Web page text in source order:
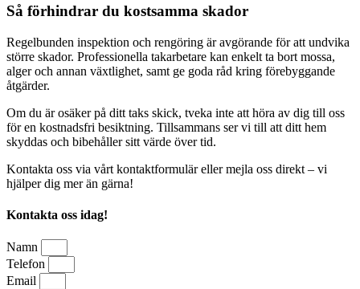
Så förhindrar du kostsamma skador
Regelbunden inspektion och rengöring är avgörande för att undvika
större skador. Professionella takarbetare kan enkelt ta bort mossa,
alger och annan växtlighet, samt ge goda råd kring förebyggande
åtgärder.
Om du är osäker på ditt taks skick, tveka inte att höra av dig till oss
för en kostnadsfri besiktning. Tillsammans ser vi till att ditt hem
skyddas och bibehåller sitt värde över tid.
Kontakta oss via vårt kontaktformulär eller mejla oss direkt – vi
hjälper dig mer än gärna!
Kontakta oss idag!
Namn
Telefon
Email